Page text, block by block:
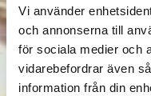
Vi använder
och annonserna till
för sociala medier och
vidarebefordrar även
information från din